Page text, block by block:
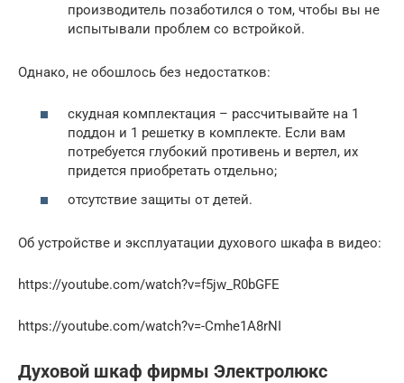
производитель позаботился о том, чтобы вы не
испытывали проблем со встройкой.
Однако, не обошлось без недостатков:
скудная комплектация – рассчитывайте на 1
поддон и 1 решетку в комплекте. Если вам
потребуется глубокий противень и вертел, их
придется приобретать отдельно;
отсутствие защиты от детей.
Об устройстве и эксплуатации духового шкафа в видео:
https://youtube.com/watch?v=f5jw_R0bGFE
https://youtube.com/watch?v=-Cmhe1A8rNI
Духовой шкаф фирмы Электролюкс